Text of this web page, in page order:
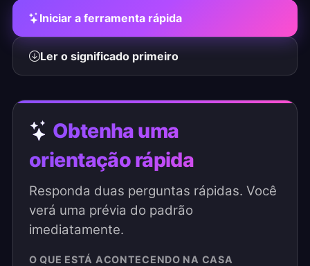
Iniciar a ferramenta rápida
Ler o significado primeiro
Obtenha uma
orientação rápida
Responda duas perguntas rápidas. Você
verá uma prévia do padrão
imediatamente.
O QUE ESTÁ ACONTECENDO NA CASA